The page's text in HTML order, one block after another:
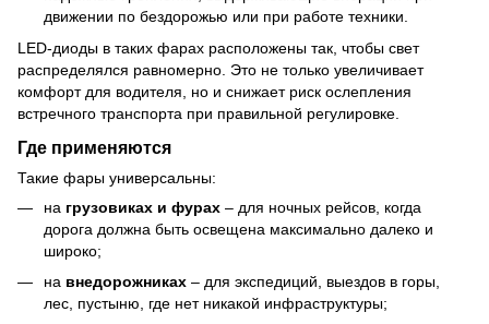
движении по бездорожью или при работе техники.
LED-диоды в таких фарах расположены так, чтобы свет
распределялся равномерно. Это не только увеличивает
комфорт для водителя, но и снижает риск ослепления
встречного транспорта при правильной регулировке.
Где применяются
Такие фары универсальны:
на грузовиках и фурах – для ночных рейсов, когда
дорога должна быть освещена максимально далеко и
широко;
на внедорожниках – для экспедиций, выездов в горы,
лес, пустыню, где нет никакой инфраструктуры;